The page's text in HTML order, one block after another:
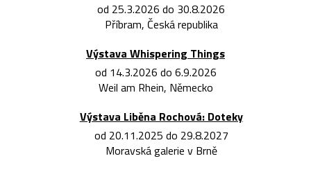
od 25.3.2026 do 30.8.2026
Příbram, Česká republika
Výstava Whispering Things
od 14.3.2026 do 6.9.2026
Weil am Rhein, Německo
Výstava Liběna Rochová: Doteky
od 20.11.2025 do 29.8.2027
Moravská galerie v Brně